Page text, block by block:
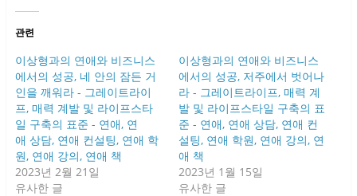
관련
이상형과의 연애와 비즈니스
에서의 성공, 네 안의 잠든 거
인을 깨워라 - 그레이트라이
프, 매력 계발 및 라이프스타
일 구축의 표준 - 연애, 연
애 상담, 연애 컨설팅, 연애 학
원, 연애 강의, 연애 책
2023년 2월 21일
유사한 글
이상형과의 연애와 비즈니스
에서의 성공, 저주에서 벗어나
라 - 그레이트라이프, 매력 계
발 및 라이프스타일 구축의 표
준 - 연애, 연애 상담, 연애 컨
설팅, 연애 학원, 연애 강의, 연
애 책
2023년 1월 15일
유사한 글